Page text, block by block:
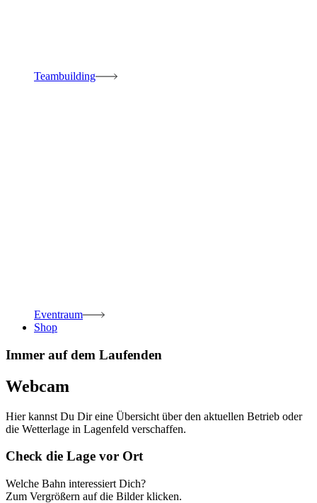
Teambuilding
Eventraum
Shop
Immer auf dem Laufenden
Webcam
Hier kannst Du Dir eine Übersicht über den aktuellen Betrieb oder
die Wetterlage in Lagenfeld verschaffen.
Check die Lage vor Ort
Welche Bahn interessiert Dich?
Zum Vergrößern auf die Bilder klicken.